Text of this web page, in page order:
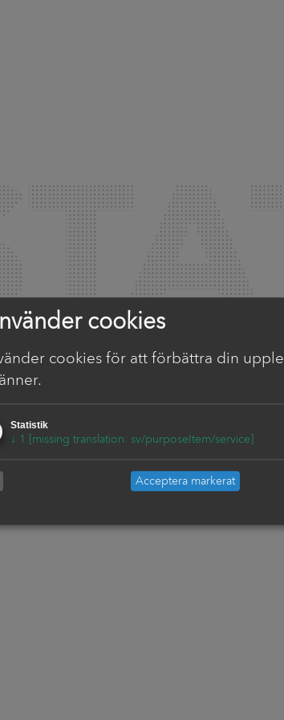
cookies
cookies för att förbättra din
Statistik
↓ 1 [missing translation: sv/purposeItem/service]
Acceptera markerat